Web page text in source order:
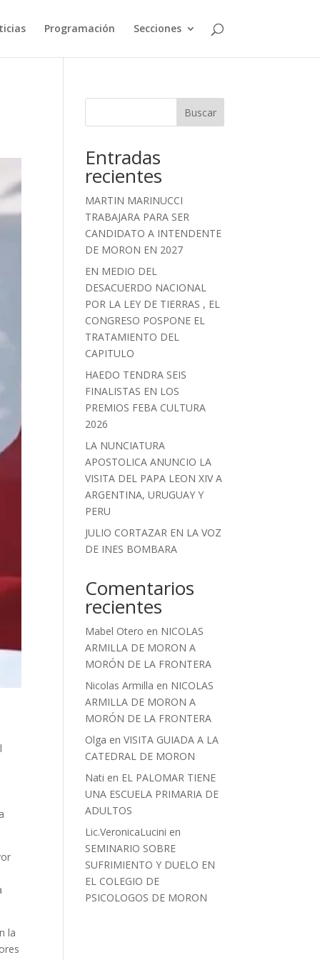
Programación Secciones
la
Buscar
Entradas
recientes
MARTIN MARINUCCI
TRABAJARA PARA SER
CANDIDATO A INTENDENTE
DE MORON EN 2027
EN MEDIO DEL
DESACUERDO NACIONAL
POR LA LEY DE TIERRAS , EL
CONGRESO POSPONE EL
TRATAMIENTO DEL
CAPITULO
HAEDO TENDRA SEIS
FINALISTAS EN LOS
PREMIOS FEBA CULTURA
2026
LA NUNCIATURA
APOSTOLICA ANUNCIO LA
VISITA DEL PAPA LEON XIV A
ARGENTINA, URUGUAY Y
PERU
JULIO CORTAZAR EN LA VOZ
DE INES BOMBARA
Comentarios
recientes
Mabel Otero en NICOLAS
ARMILLA DE MORON A
MORÓN DE LA FRONTERA
Nicolas Armilla en NICOLAS
ARMILLA DE MORON A
MORÓN DE LA FRONTERA
Olga enVISITA GUIADA A LA
CATEDRAL DE MORON
Nati en EL PALOMAR TIENE
UNA ESCUELA PRIMARIA DE
ADULTOS
Lic.VeronicaLucini en
SEMINARIO SOBRE
SUFRIMIENTO Y DUELO EN
EL COLEGIO DE
PSICOLOGOS DE MORON